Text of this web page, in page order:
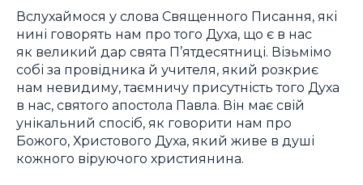
Вслухаймося у слова Священного Писання, які
нині говорять нам про того Духа, що є в нас
як великий дар свята П’ятдесятниці. Візьмімо
собі за провідника й учителя, який розкриє
нам невидиму, таємничу присутність того Духа
в нас, святого апостола Павла. Він має свій
унікальний спосіб, як говорити нам про
Божого, Христового Духа, який живе в душі
кожного віруючого християнина.